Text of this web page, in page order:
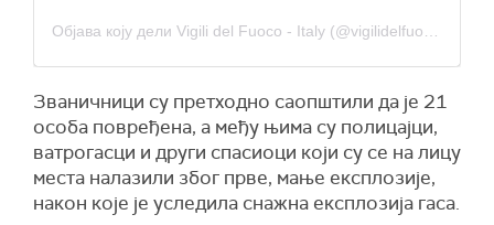
Званичници су претходно саопштили да је 21
особа повређена, а међу њима су полицајци,
ватрогасци и други спасиоци који су се на лицу
места налазили због прве, мање експлозије,
након које је уследила снажна експлозија гаса.